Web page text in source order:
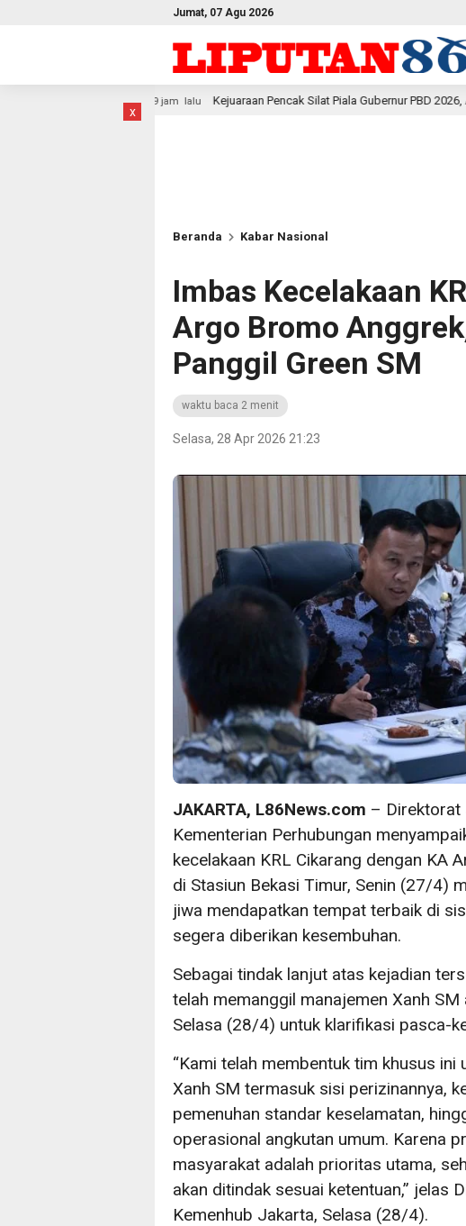
Jumat, 07 Agu 2026
x
Kejuaraan Pencak Silat Piala Gubernur PBD 2026, Atlet Kodam XVIII
Beranda Kabar Nasional
Imbas Kecelakaan
Argo Bromo
Panggil Green SM
waktu baca 2 menit
Selasa, 28 Apr 2026 21:23
JAKARTA, L86News.com – Direktorat
Kementerian Perhubungan
kecelakaan KRL Cikarang dengan KA
di Stasiun Bekasi Timur, Senin (27/4)
jiwa mendapatkan tempat terbaik di
segera diberikan kesembuhan.
Sebagai tindak lanjut atas kejadian
telah memanggil manajemen Xanh
Selasa (28/4) untuk klarifikasi pasca-
“Kami telah membentuk tim khusus
Xanh SM termasuk sisi perizinannya,
pemenuhan standar keselamatan,
operasional angkutan umum. Karena
masyarakat adalah prioritas utama,
akan ditindak sesuai ketentuan,” jelas
Kemenhub Jakarta, Selasa (28/4).